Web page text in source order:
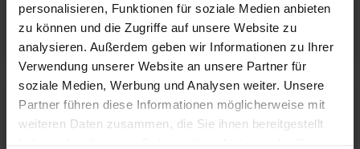
personalisieren, Funktionen für soziale Medien anbieten
zu können und die Zugriffe auf unsere Website zu
analysieren. Außerdem geben wir Informationen zu Ihrer
Verwendung unserer Website an unsere Partner für
soziale Medien, Werbung und Analysen weiter. Unsere
Partner führen diese Informationen möglicherweise mit
weiteren Daten zusammen, die Sie ihnen bereitgestellt
Balkonkabine Deluxe Fantastica (Kat. BR2):
War alles wie bebucht, ok
mehr anzeigen
Klaus W. (> 69)
Paar
4.3/ 5